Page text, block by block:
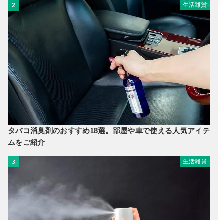
2 生活雑貨
タバコ消臭剤のおすすめ18選。部屋や車で使える人気アイテ
ムをご紹介
3 生活雑貨